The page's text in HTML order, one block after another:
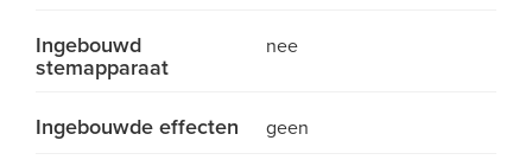
Ingebouwd
stemapparaat
nee
Ingebouwde effecten geen